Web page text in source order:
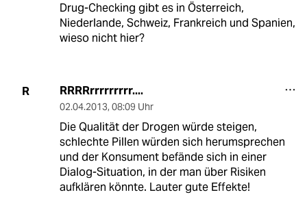
Drug-Checking gibt es in Österreich,
Niederlande, Schweiz, Frankreich und Spanien,
wieso nicht hier?
R RRRRrrrrrrrrr....
02.04.2013, 08:09 Uhr
Die Qualität der Drogen würde steigen,
schlechte Pillen würden sich herumsprechen
und der Konsument befände sich in einer
Dialog-Situation, in der man über Risiken
aufklären könnte. Lauter gute Effekte!